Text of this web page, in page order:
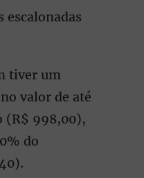
escalonadas
tiver um
valor de até
(R$ 998,00),
do